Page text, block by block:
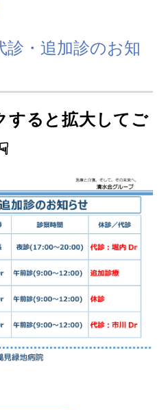
・追加診のお知
すると拡大してご